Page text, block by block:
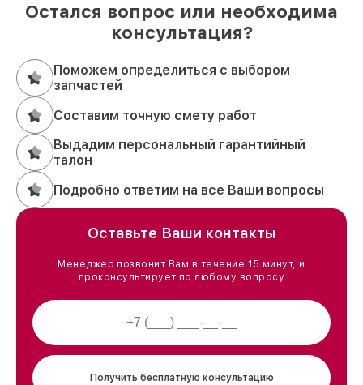
Остался вопрос или необходима
консультация?
Поможем определиться с выбором
запчастей
Составим точную смету работ
Выдадим персональный гарантийный
талон
Подробно ответим на все Ваши вопросы
Оставьте Ваши контакты
Менеджер позвонит Вам в течение 15 минут, и
проконсультирует по любому вопросу
Получить бесплатную консультацию